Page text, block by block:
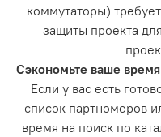
коммутаторы)
защиты проекта
Сэкономьте ваше
Если у вас есть
список партномеров
время на поиск по